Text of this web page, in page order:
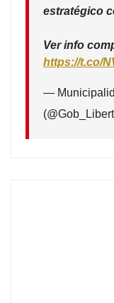
estratégico
Ver info
https://t.co/
—